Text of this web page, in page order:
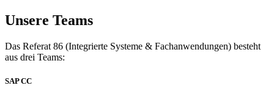
Unsere Teams
Das Referat 86 (Integrierte Systeme & Fachanwendungen) besteht
aus drei Teams:
SAP CC